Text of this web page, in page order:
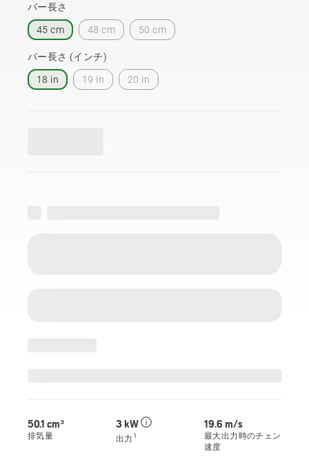
バー長さ
45 cm 48 cm 50 cm
バー長さ (インチ)
18 in 19 in 20 in
50.1 cm³
排気量
3 kW
出力 1
19.6 m/s
最大出力時のチェン
速度